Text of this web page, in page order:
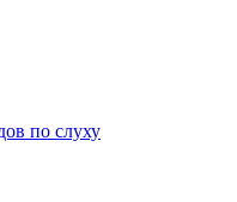
по слуху